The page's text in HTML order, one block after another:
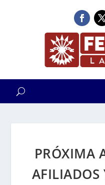
PRÓXIMA
AFILIADOS